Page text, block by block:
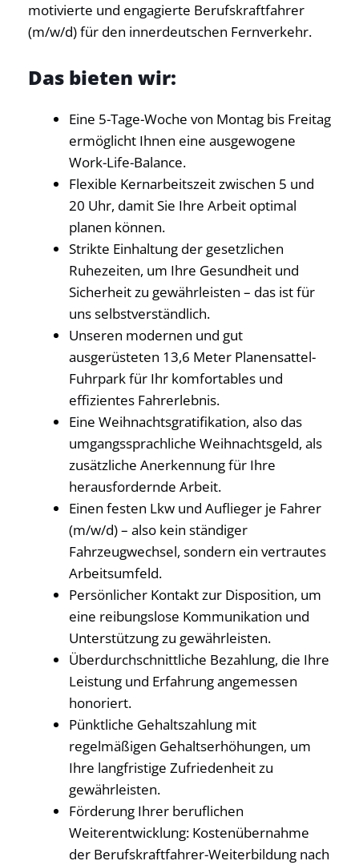
motivierte und engagierte Berufskraftfahrer
(m/w/d) für den innerdeutschen Fernverkehr.
Das bieten wir:
Eine 5-Tage-Woche von Montag bis Freitag
ermöglicht Ihnen eine ausgewogene
Work-Life-Balance.
Flexible Kernarbeitszeit zwischen 5 und
20 Uhr, damit Sie Ihre Arbeit optimal
planen können.
Strikte Einhaltung der gesetzlichen
Ruhezeiten, um Ihre Gesundheit und
Sicherheit zu gewährleisten – das ist für
uns selbstverständlich.
Unseren modernen und gut
ausgerüsteten 13,6 Meter Planensattel-
Fuhrpark für Ihr komfortables und
effizientes Fahrerlebnis.
Eine Weihnachtsgratifikation, also das
umgangssprachliche Weihnachtsgeld, als
zusätzliche Anerkennung für Ihre
herausfordernde Arbeit.
Einen festen Lkw und Auflieger je Fahrer
(m/w/d) – also kein ständiger
Fahrzeugwechsel, sondern ein vertrautes
Arbeitsumfeld.
Persönlicher Kontakt zur Disposition, um
eine reibungslose Kommunikation und
Unterstützung zu gewährleisten.
Überdurchschnittliche Bezahlung, die Ihre
Leistung und Erfahrung angemessen
honoriert.
Pünktliche Gehaltszahlung mit
regelmäßigen Gehaltserhöhungen, um
Ihre langfristige Zufriedenheit zu
gewährleisten.
Förderung Ihrer beruflichen
Weiterentwicklung: Kostenübernahme
der Berufskraftfahrer-Weiterbildung nach